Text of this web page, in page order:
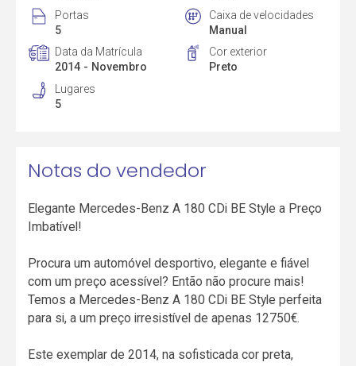
Portas
5
Caixa de velocidades
Manual
Data da Matrícula
2014 - Novembro
Cor exterior
Preto
Lugares
5
Notas do vendedor
Elegante Mercedes-Benz A 180 CDi BE Style a Preço
Imbatível!
Procura um automóvel desportivo, elegante e fiável
com um preço acessível? Então não procure mais!
Temos a Mercedes-Benz A 180 CDi BE Style perfeita
para si, a um preço irresistível de apenas 12750€.
Este exemplar de 2014, na sofisticada cor preta,